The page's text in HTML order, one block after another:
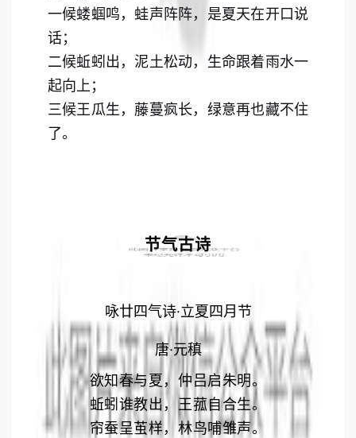
一候蝼蝈鸣，蛙声阵阵，是夏天在开口说
话；
二候蚯蚓出，泥土松动，生命跟着雨水一
起向上；
三候王瓜生，藤蔓疯长，绿意再也藏不住
了。
节气古诗
咏廿四气诗·立夏四月节
唐·元稹
欲知春与夏，仲吕启朱明。
蚯蚓谁教出，王菰自合生。
帘蚕呈茧样，林鸟哺雏声。